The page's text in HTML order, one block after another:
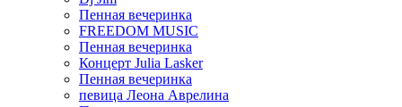
Пенная вечеринка
FREEDOM MUSIC
Пенная вечеринка
Концерт Julia Lasker
Пенная вечеринка
певица Леона Аврелина